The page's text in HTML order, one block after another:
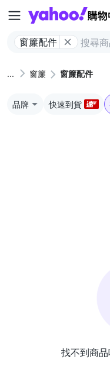
窗簾配件
窗簾 窗簾配件
品牌 快速到貨
找不到商